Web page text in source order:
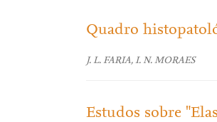
Quadro
J. L. FARIA, I. N. MORAES
Estudos sobre